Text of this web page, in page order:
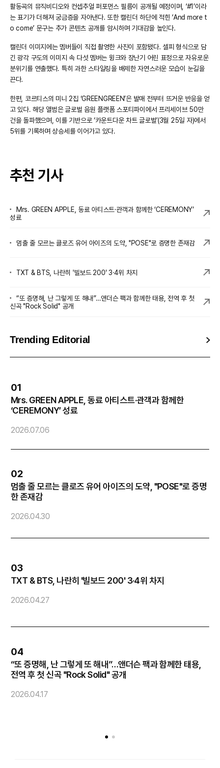
활동곡의 뮤직비디오와 컨셉추얼 퍼포먼스 필름이 공개될 예정이며, ‘#1’이라
는 표기가 더해져 궁금증을 자아낸다. 또한 캘린더 하단에 적힌 ‘And more t
o come’ 문구는 추가 콘텐츠 공개를 암시하며 기대감을 높인다.
캘린더 이미지에는 멤버들이 직접 촬영한 사진이 포함됐다. 셀피 형식으로 담
긴 광각 구도의 이미지 속 다섯 멤버는 윙크와 장난기 어린 표정으로 자유로운
분위기를 연출했다. 특히 과한 스타일링을 배제한 자연스러운 모습이 눈길을
끈다.
한편, 코르티스의 미니 2집 ‘GREENGREEN’은 발매 전부터 뜨거운 반응을 얻
고 있다. 해당 앨범은 글로벌 음원 플랫폼 스포티파이에서 프리세이브 50만
건을 돌파했으며, 이를 기반으로 ‘카운트다운 차트 글로벌’(3월 25일 자)에서
5위를 기록하며 상승세를 이어가고 있다.
추천 기사
Mrs. GREEN APPLE, 동료 아티스트·관객과 함께한 ‘CEREMONY’
성료
멈출 줄 모르는 클로즈 유어 아이즈의 도약, "POSE"로 증명한 존재감
TXT & BTS, 나란히 '빌보드 200' 3·4위 차지
“또 증명해, 난 그렇게 또 해내”…앤더슨 팩과 함께한 태용, 전역 후 첫
신곡 "Rock Solid" 공개
Trending Editorial
01
Mrs. GREEN APPLE, 동료 아티스트·관객과 함께한
‘CEREMONY’ 성료
2026.07.06
02
멈출 줄 모르는 클로즈 유어 아이즈의 도약, "POSE"로 증명
한 존재감
2026.04.30
03
TXT & BTS, 나란히 '빌보드 200' 3·4위 차지
2026.04.27
04
“또 증명해, 난 그렇게 또 해내”…앤더슨 팩과 함께한 태용,
전역 후 첫 신곡 "Rock Solid" 공개
2026.04.17